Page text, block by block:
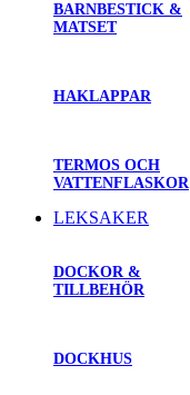
BARNBESTICK &
MATSET
HAKLAPPAR
TERMOS OCH
VATTENFLASKOR
LEKSAKER
DOCKOR &
TILLBEHÖR
DOCKHUS